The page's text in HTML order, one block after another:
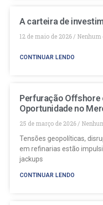
A carteira de
12 de maio de 2026
CONTINUAR LENDO
Perfuração Offshore
Oportunidade no
25 de março de 2026
Tensões geopolíticas,
em refinarias estão
jackups
CONTINUAR LENDO